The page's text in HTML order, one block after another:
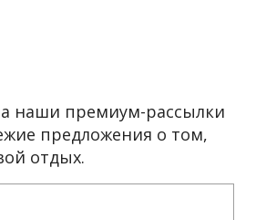
наши премиум-рассылки
предложения о том,
отдых.